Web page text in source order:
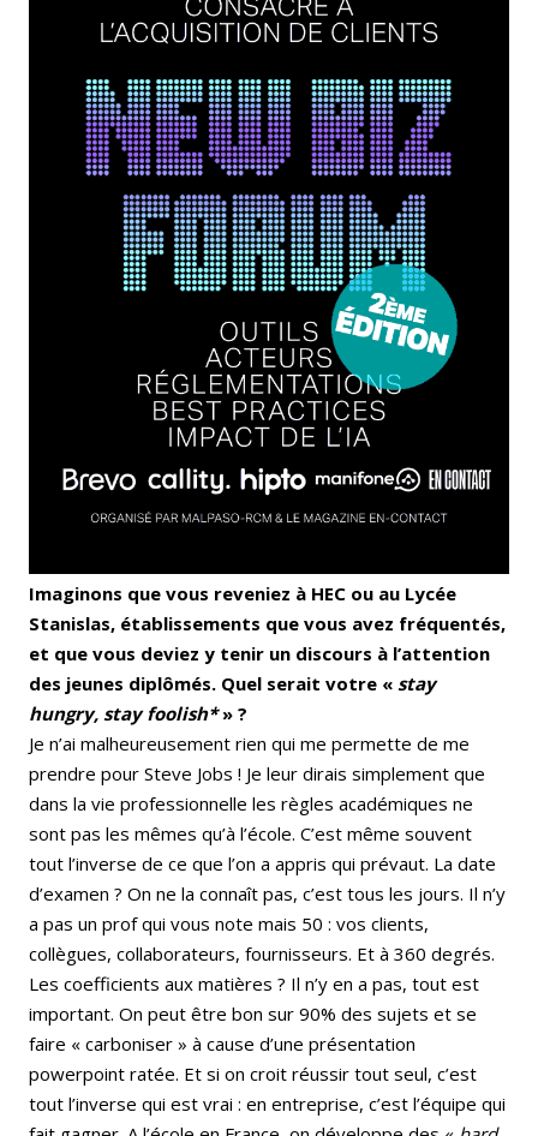
Imaginons que vous reveniez à HEC ou au Lycée
Stanislas, établissements que vous avez fréquentés,
et que vous deviez y tenir un discours à l’attention
des jeunes diplômés. Quel serait votre « stay
hungry, stay foolish*» ?
Je n’ai malheureusement rien qui me permette de me
prendre pour Steve Jobs ! Je leur dirais simplement que
dans la vie professionnelle les règles académiques ne
sont pas les mêmes qu’à l’école. C’est même souvent
tout l’inverse de ce que l’on a appris qui prévaut. La date
d’examen ? On ne la connaît pas, c’est tous les jours. Il n’y
a pas un prof qui vous note mais 50 : vos clients,
collègues, collaborateurs, fournisseurs. Et à 360 degrés.
Les coefficients aux matières ? Il n’y en a pas, tout est
important. On peut être bon sur 90% des sujets et se
faire « carboniser » à cause d’une présentation
powerpoint ratée. Et si on croit réussir tout seul, c’est
tout l’inverse qui est vrai : en entreprise, c’est l’équipe qui